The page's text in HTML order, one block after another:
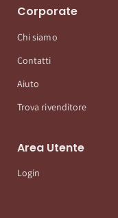
Corporate
Chi siamo
Contatti
Aiuto
Trova rivenditore
Area Utente
Login